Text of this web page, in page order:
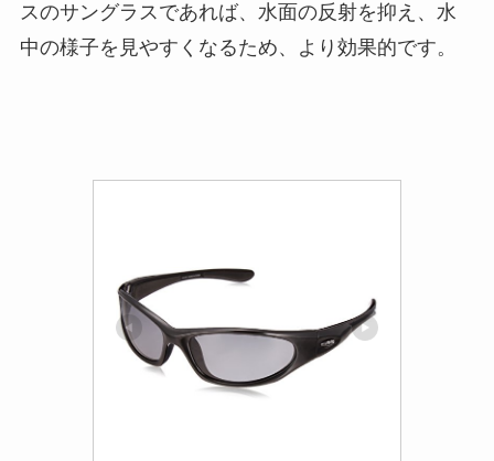
スのサングラスであれば、水面の反射を抑え、水
中の様子を見やすくなるため、より効果的です。